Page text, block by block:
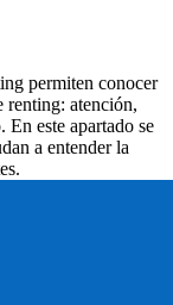
permiten conocer
renting: atención,
este apartado se
a entender la